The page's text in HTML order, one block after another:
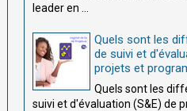
leader en ...
Quels sont les
de suivi et
projets et
Quels sont les
suivi et d'évaluation (S&E) de